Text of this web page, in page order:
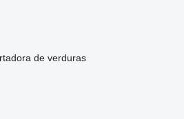
de verduras